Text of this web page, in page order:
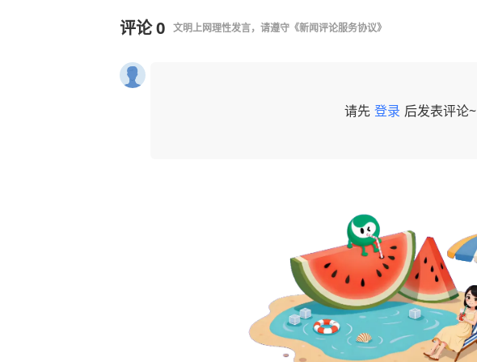
评论0 文明上网理性发言，请遵守 《新闻评论服务协议》
请先 登录 后发表评论~